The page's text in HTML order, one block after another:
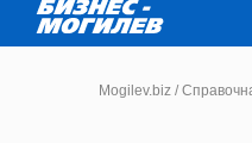
Mogilev.biz /